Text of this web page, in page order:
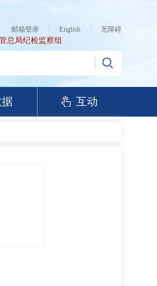
邮箱登录 English 无障碍
总局纪检监察组
互动